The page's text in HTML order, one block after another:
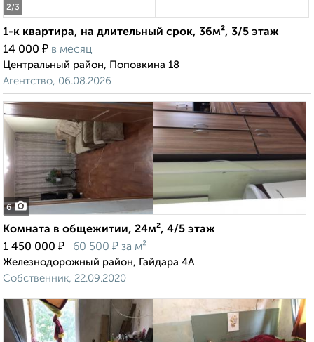
2/3
1-к квартира, на длительный срок, 36м², 3/5 этаж
14 000 ₽ в месяц
Центральный район, Поповкина 18
Агентство, 06.08.2026
6
Комната в общежитии, 24м², 4/5 этаж
1 450 000 ₽ 60 500 ₽ за м²
Железнодорожный район, Гайдара 4А
Собственник, 22.09.2020